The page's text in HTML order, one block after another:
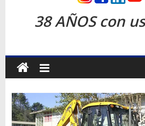
Revista
Transporte
Terrestre
Autos,
camiones,
motos,
38 AÑOS con